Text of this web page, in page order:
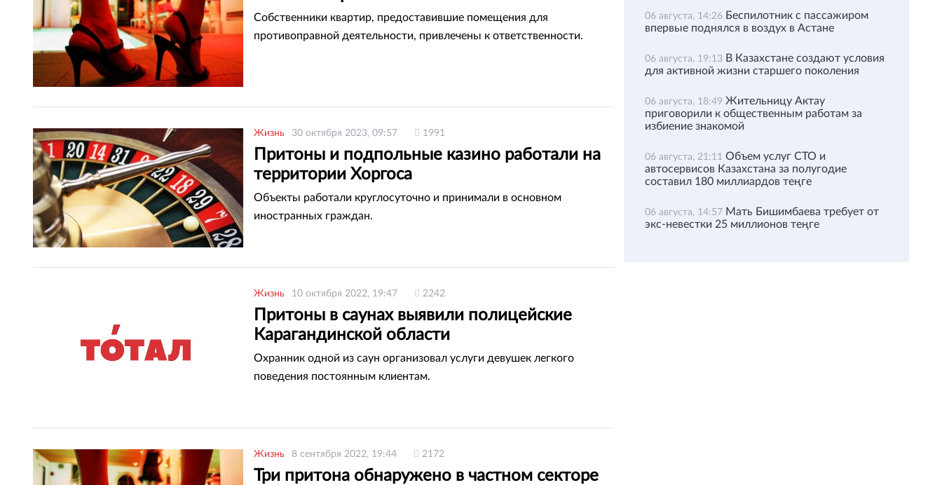
Собственники квартир, предоставившие помещения для
противоправной деятельности, привлечены к ответственности.
Жизнь 30 октября 2023, 09:57 1991
Притоны и подпольные казино работали на
территории Хоргоса
Объекты работали круглосуточно и принимали в основном
иностранных граждан.
Жизнь 10 октября 2022, 19:47 2242
Притоны в саунах выявили полицейские
Карагандинской области
Охранник одной из саун организовал услуги девушек легкого
поведения постоянным клиентам.
Жизнь 8 сентября 2022, 19:44 2172
Три притона обнаружено в частном секторе
06 августа, 14:26 Беспилотник с пассажиром
впервые поднялся в воздух в Астане
06 августа, 19:13 В Казахстане создают условия
для активной жизни старшего поколения
06 августа, 18:49 Жительницу Актау
приговорили к общественным работам за
избиение знакомой
06 августа, 21:11 Объем услуг СТО и
автосервисов Казахстана за полугодие
составил 180 миллиардов теңге
06 августа, 14:57 Мать Бишимбаева требует от
экс-невестки 25 миллионов теңге